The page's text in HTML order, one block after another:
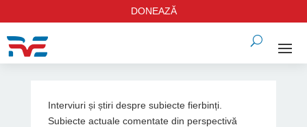
DONEAZĂ
Interviuri și știri despre subiecte fierbinți.
Subiecte actuale comentate din perspectivă